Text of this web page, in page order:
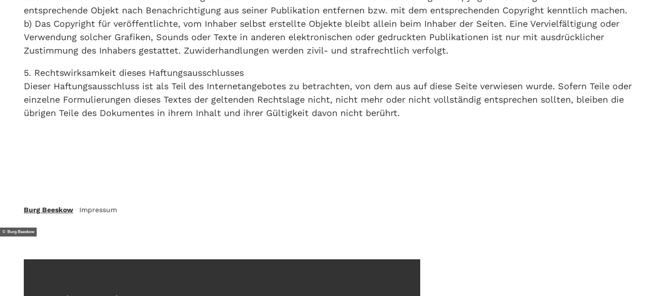
entsprechende Objekt nach Benachrichtigung aus seiner Publikation entfernen bzw. mit dem entsprechenden Copyright kenntlich machen.
b) Das Copyright für veröffentlichte, vom Inhaber selbst erstellte Objekte bleibt allein beim Inhaber der Seiten. Eine Vervielfältigung oder
Verwendung solcher Grafiken, Sounds oder Texte in anderen elektronischen oder gedruckten Publikationen ist nur mit ausdrücklicher
Zustimmung des Inhabers gestattet. Zuwiderhandlungen werden zivil- und strafrechtlich verfolgt.
5. Rechtswirksamkeit dieses Haftungsausschlusses
Dieser Haftungsausschluss ist als Teil des Internetangebotes zu betrachten, von dem aus auf diese Seite verwiesen wurde. Sofern Teile oder
einzelne Formulierungen dieses Textes der geltenden Rechtslage nicht, nicht mehr oder nicht vollständig entsprechen sollten, bleiben die
übrigen Teile des Dokumentes in ihrem Inhalt und ihrer Gültigkeit davon nicht berührt.
Burg Beeskow Impressum
© Burg Beeskow